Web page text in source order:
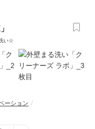
い☆
ーション